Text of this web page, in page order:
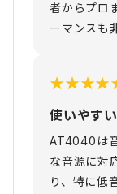
者からプロ
ーマンスも
★★★★
使いやす
AT4040は
な音源に対
り、特に低